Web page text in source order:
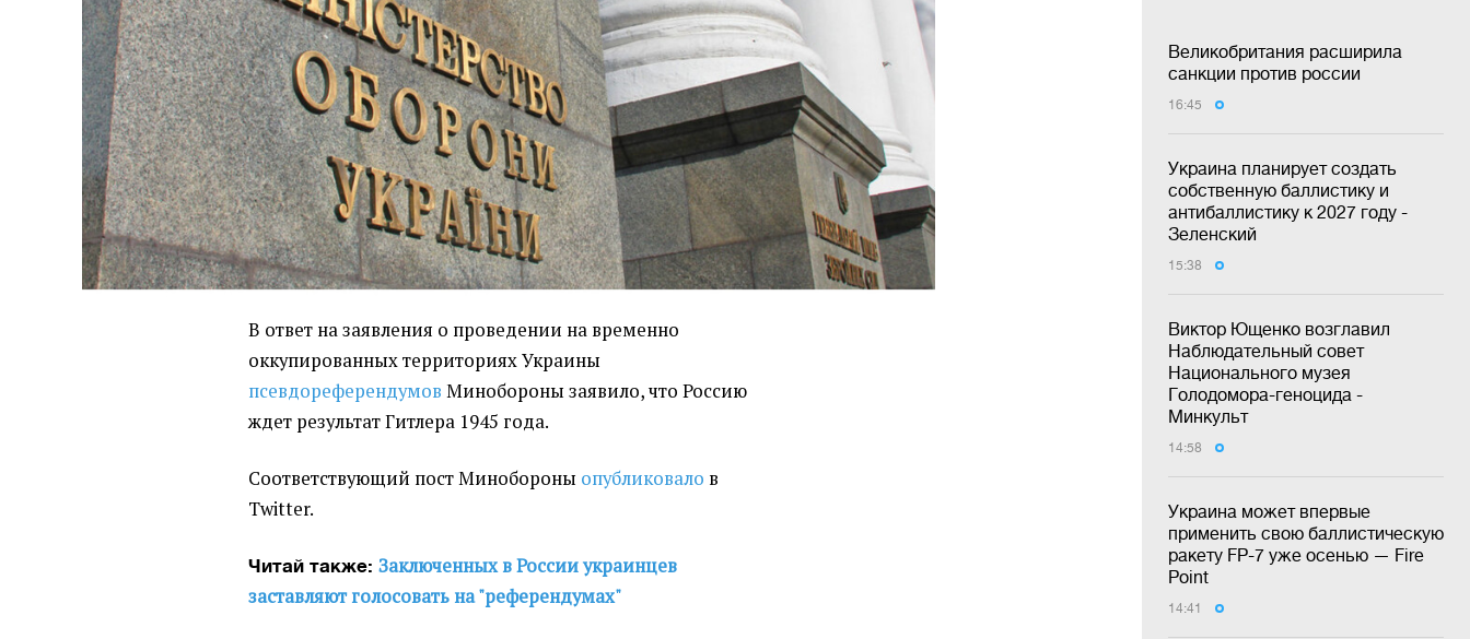
Великобритания расширила
санкции против россии
16:45
Украина планирует создать
собственную баллистику и
антибаллистику к 2027 году -
Зеленский
15:38
Виктор Ющенко возглавил
Наблюдательный совет
Национального музея
Голодомора-геноцида -
Минкульт
14:58
Украина может впервые
применить свою баллистическую
ракету FP-7 уже осенью — Fire
Point
14:41
В ответ на заявления о проведении на временно
оккупированных территориях Украины
псевдореферендумов Минобороны заявило, что Россию
ждет результат Гитлера 1945 года.
Соответствующий пост Минобороны опубликовало в
Twitter.
Читай также:Заключенных в России украинцев
заставляют голосовать на "референдумах"